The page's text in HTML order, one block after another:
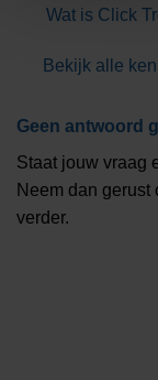
Wat is Click
Bekijk alle
Geen antwoord
Staat jouw vraag
Neem dan gerust
verder.